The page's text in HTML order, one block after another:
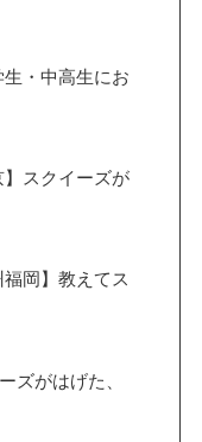
生・中高生にお
】スクイーズが
福岡】教えてス
ズがはげた、